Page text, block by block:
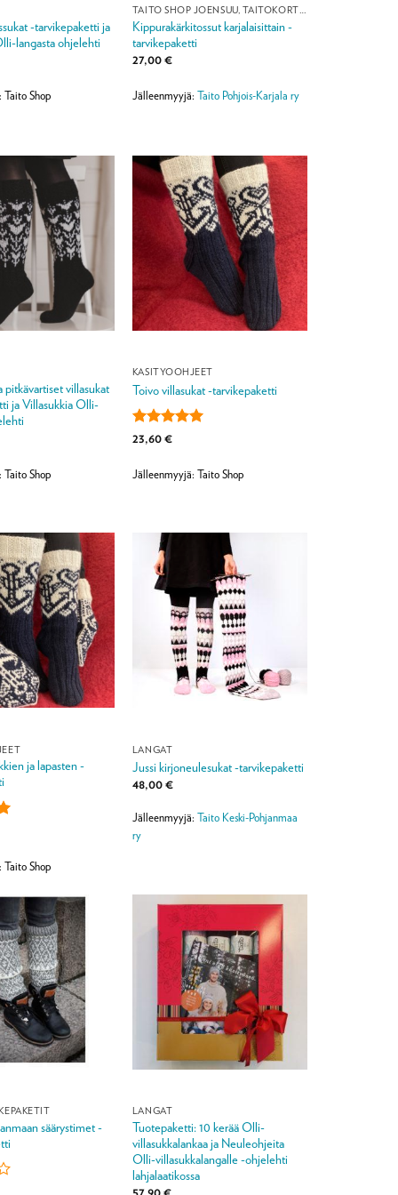
-tarvikepaketti ja
langasta ohjelehti
Shop
TAITO SHOP JOENSUU, TAITOKORTTELI
Kippurakärkitossut karjalaisittain -
tarvikepaketti
27,00€
Jälleenmyyjä: Taito Pohjois-Karjala ry
pitkävartiset villasukat
ja Villasukkia Olli-
Shop
KÄSITYÖOHJEET
Toivo villasukat -tarvikepaketti
Arvostelu
23,60€
Jälleenmyyjä: Taito Shop
ja lapasten -
Shop
LANGAT
Jussi kirjoneulesukat -tarvikepaketti
48,00€
Jälleenmyyjä: Taito Keski-Pohjanmaa
ry
säärystimet -
LANGAT
Tuotepaketti: 10 kerää Olli-
villasukkalankaa ja Neuleohjeita
Olli-villasukkalangalle -ohjelehti
lahjalaatikossa